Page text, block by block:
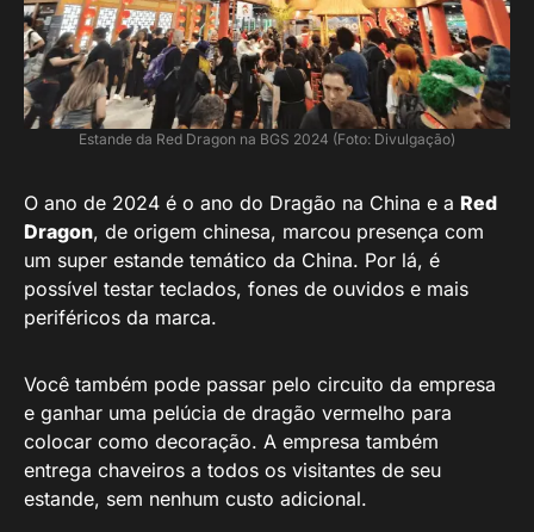
Estande da Red Dragon na BGS 2024 (Foto: Divulgação)
O ano de 2024 é o ano do Dragão na China e a Red
Dragon, de origem chinesa, marcou presença com
um super estande temático da China. Por lá, é
possível testar teclados, fones de ouvidos e mais
periféricos da marca.
Você também pode passar pelo circuito da empresa
e ganhar uma pelúcia de dragão vermelho para
colocar como decoração. A empresa também
entrega chaveiros a todos os visitantes de seu
estande, sem nenhum custo adicional.